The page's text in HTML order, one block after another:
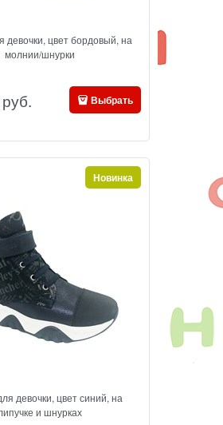
девочки, цвет бордовый, на
молнии/шнурки
руб. Выбрать
девочки, цвет синий, на
и шнурках
Новинка